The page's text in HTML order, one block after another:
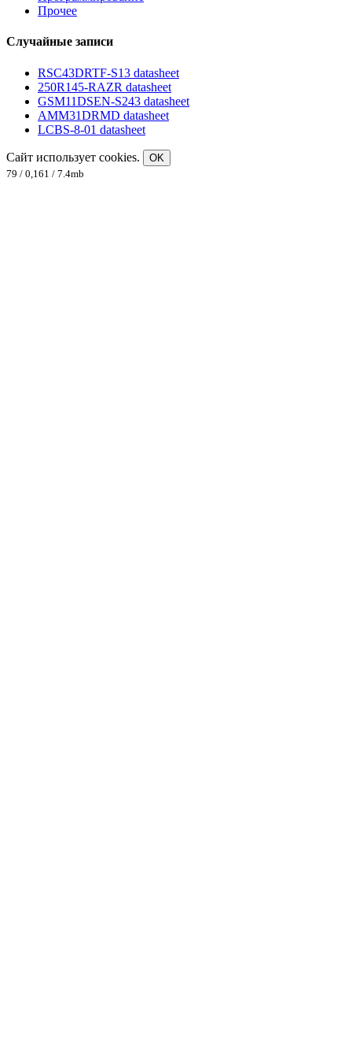
Прочее
Случайные записи
RSC43DRTF-S13 datasheet
250R145-RAZR datasheet
GSM11DSEN-S243 datasheet
AMM31DRMD datasheet
LCBS-8-01 datasheet
Сайт использует cookies.
OK
79 / 0,161 / 7.4mb